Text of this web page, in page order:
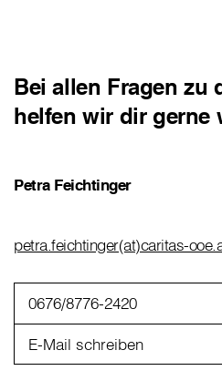
Bei allen Fragen zu
helfen wir dir gerne
Petra Feichtinger
petra.feichtinger(at)caritas-
0676/8776-2420
E-Mail schreiben